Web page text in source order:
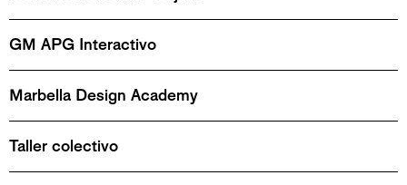
GM APG Interactivo
Marbella Design Academy
Taller colectivo